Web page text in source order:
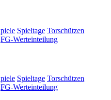
Spieltage Torschützen
FG-Werteinteilung
Spieltage Torschützen
FG-Werteinteilung